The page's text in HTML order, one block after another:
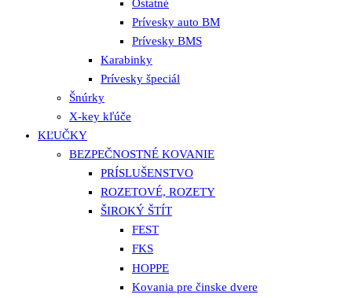
Ostatné
Prívesky auto BM
Prívesky BMS
Karabinky
Prívesky špeciál
Šnúrky
X-key kľúče
KĽUČKY
BEZPEČNOSTNÉ KOVANIE
PRÍSLUŠENSTVO
ROZETOVÉ, ROZETY
ŠIROKÝ ŠTÍT
FEST
FKS
HOPPE
Kovania pre činske dvere